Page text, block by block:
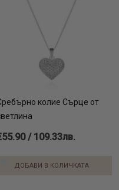
колие Сърце от
/ 109.33лв.
ДОБАВИ В КОЛИЧКАТА